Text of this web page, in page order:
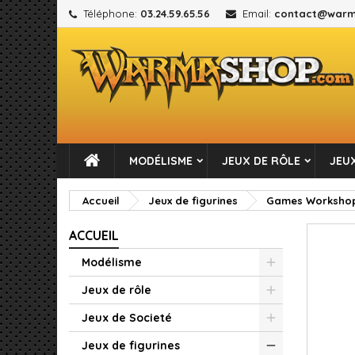
Téléphone: 03.24.59.65.56 Email:
MODÉLISME JEUX DE RÔLE
Accueil Jeux de figurines Games
ACCUEIL
Modélisme
Jeux de rôle
Jeux de Societé
Jeux de figurines
add_circle_outline